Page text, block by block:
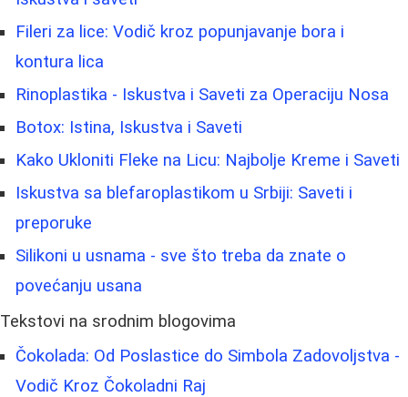
Fileri za lice: Vodič kroz popunjavanje bora i
kontura lica
Rinoplastika - Iskustva i Saveti za Operaciju Nosa
Botox: Istina, Iskustva i Saveti
Kako Ukloniti Fleke na Licu: Najbolje Kreme i Saveti
Iskustva sa blefaroplastikom u Srbiji: Saveti i
preporuke
Silikoni u usnama - sve što treba da znate o
povećanju usana
Tekstovi na srodnim blogovima
Čokolada: Od Poslastice do Simbola Zadovoljstva -
Vodič Kroz Čokoladni Raj